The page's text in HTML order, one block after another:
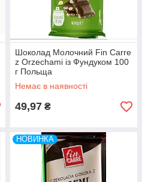
Шоколад Молочний Fin Carre
z Orzechami із Фундуком 100
г Польща
Немає в наявності
49,97 ₴
НОВИНКА